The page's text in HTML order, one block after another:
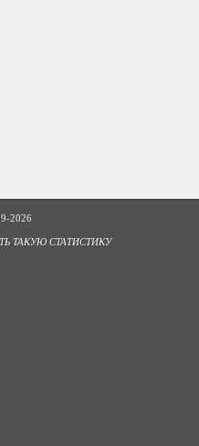
2026
ТАКУЮ СТАТИСТИКУ